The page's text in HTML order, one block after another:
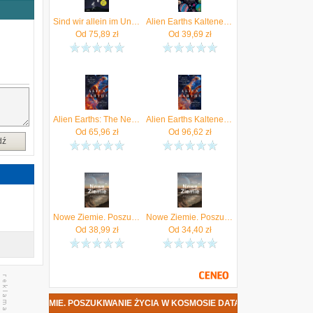
Sind wir allein im Universum? Kaltenegger, Lisa
Od 75,89 zł
Alien Earths Kaltenegger
Od 39,69 zł
Alien Earths: The New Science of Planet Hunting in the Cosmos - Lisa Kaltenegger [KSIĄŻKA]
Od 65,96 zł
Alien Earths Kaltenegger, Lisa
Od 96,62 zł
Nowe Ziemie. Poszukiwanie życia w kosmosie
Od 38,99 zł
Nowe Ziemie. Poszukiwanie życia w kosmosie (ebook)
Od 34,40zł
- NOWE ZIEMIE. POSZUKIWANIE ŻYCIA W KOSMOSIE DATA